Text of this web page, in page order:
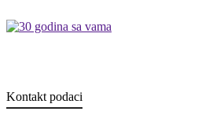
Kontakt podaci